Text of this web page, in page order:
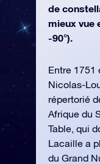
de
mieux vue
-90°).
Entre 1751
Nicolas-
répertorié
Afrique du
Table, qui
Lacaille a
du Grand